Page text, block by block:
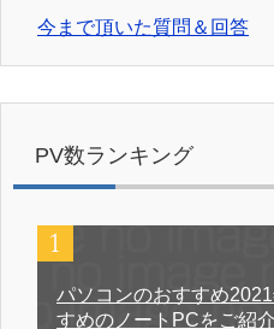
今まで頂いた質問＆回答
PV数ランキング
パソコンのおすすめ
すめのノートPCをご紹介